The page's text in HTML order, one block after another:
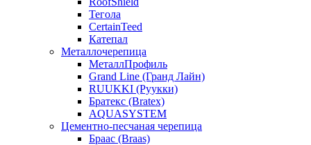
Тегола
CertainTeed
Катепал
Металлочерепица
МеталлПрофиль
Grand Line (Гранд Лайн)
RUUKKI (Руукки)
Братекс (Bratex)
AQUASYSTEM
Цементно-песчаная черепица
Браас (Braas)